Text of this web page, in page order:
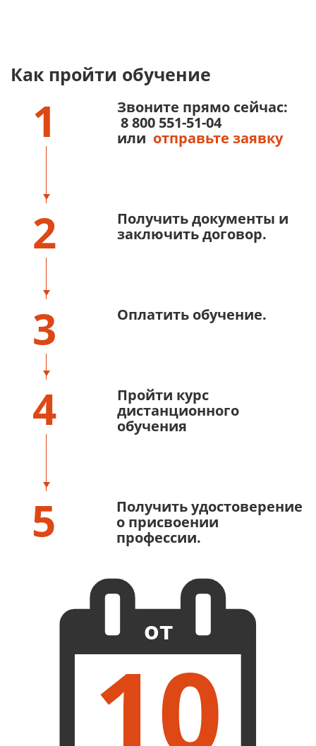
Как пройти обучение
1
Звоните прямо сейчас:
8 800 551-51-04
или отправьте заявку
2
Получить документы и
заключить договор.
3 Оплатить обучение.
4
Пройти курс
дистанционного
обучения
5
Получить удостоверение
о присвоении
профессии.
от
10